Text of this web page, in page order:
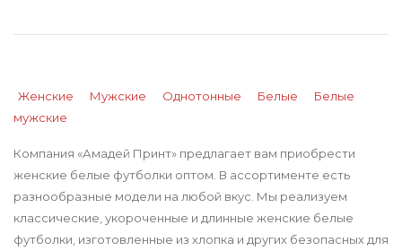
Женские Мужские Однотонные Белые
Белые
мужские
Компания «Амадей Принт» предлагает вам приобрести
женские белые футболки оптом. В ассортименте есть
разнообразные модели на любой вкус. Мы реализуем
классические, укороченные и длинные женские белые
футболки, изготовленные из хлопка и других безопасных для